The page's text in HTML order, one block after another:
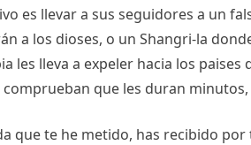
es llevar a sus seguidores a un
a los dioses, o un Shangri-la
les lleva a expeler hacia los
que les duran
que te he metido, has recibido